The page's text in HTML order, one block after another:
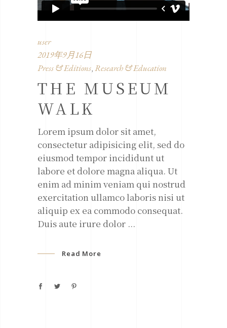
user
2019年9月16日
Press & Editions, Research & Education
THE MUSEUM
WALK
Lorem ipsum dolor sit amet,
consectetur adipisicing elit, sed do
eiusmod tempor incididunt ut
labore et dolore magna aliqua. Ut
enim ad minim veniam qui nostrud
exercitation ullamco laboris nisi ut
aliquip ex ea commodo consequat.
Duis aute irure dolor
Read More